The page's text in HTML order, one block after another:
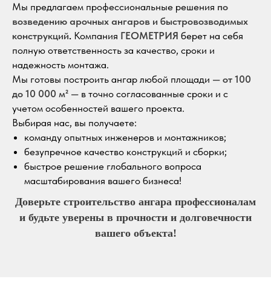
Мы предлагаем профессиональные решения по
возведению арочных ангаров и быстровозводимых
конструкций. Компания ГЕОМЕТРИЯ берет на себя
полную ответственность за качество, сроки и
надежность монтажа.
Мы готовы построить ангар любой площади — от 100
до 10 000 м² — в точно согласованные сроки и с
учетом особенностей вашего проекта.
Выбирая нас, вы получаете:
команду опытных инженеров и монтажников;
безупречное качество конструкций и сборки;
быстрое решение глобального вопроса
масштабирования вашего бизнеса!
Доверьте строительство ангара профессионалам
и будьте уверены в прочности и долговечности
вашего объекта!